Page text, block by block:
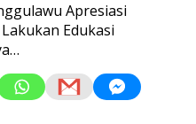
Apresiasi
Edukasi